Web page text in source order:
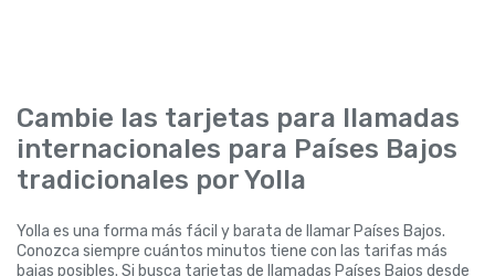
Cambie las tarjetas para llamadas
internacionales para Países Bajos
tradicionales por Yolla
Yolla es una forma más fácil y barata de llamar Países Bajos.
Conozca siempre cuántos minutos tiene con las tarifas más
bajas posibles. Si busca tarjetas de llamadas Países Bajos desde